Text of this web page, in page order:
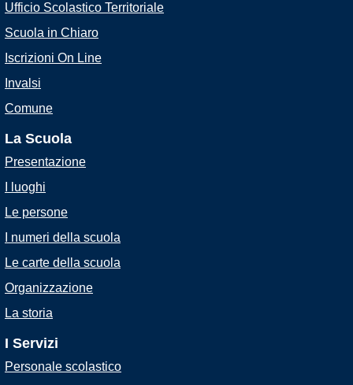
Ufficio Scolastico Territoriale
Scuola in Chiaro
Iscrizioni On Line
Invalsi
Comune
La Scuola
Presentazione
I luoghi
Le persone
I numeri della scuola
Le carte della scuola
Organizzazione
La storia
I Servizi
Personale scolastico